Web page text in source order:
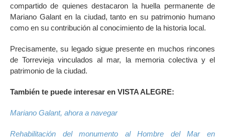
compartido de quienes destacaron la huella permanente de
Mariano Galant en la ciudad, tanto en su patrimonio humano
como en su contribución al conocimiento de la historia local.
Precisamente, su legado sigue presente en muchos rincones
de Torrevieja vinculados al mar, la memoria colectiva y el
patrimonio de la ciudad.
También te puede interesar en VISTA ALEGRE:
Mariano Galant, ahora a navegar
Rehabilitación del monumento al Hombre del Mar en